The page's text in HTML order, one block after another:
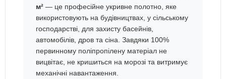
м² — це професійне укривне полотно, яке
використовують на будівництвах, у сільському
господарстві, для захисту басейнів,
автомобілів, дров та сіна. Завдяки 100%
первинному поліпропілену матеріал не
вицвітає, не кришиться на морозі та витримує
механічні навантаження.